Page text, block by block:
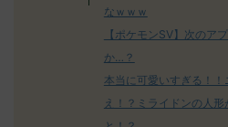
なｗｗｗ
【ポケモンSV】次のア
か…？
本当に可愛いすぎる！！
え！？ミライドンの人